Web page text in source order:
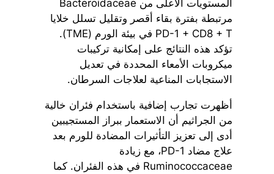
المستويات الأعلى من Bacteroidaceae
مرتبطة بفترة بقاء أقصر وتقليل تسلل خلايا
PD-1 + CD8 + T في بيئة الورم (TME).
تؤكد هذه النتائج على إمكانية تركيبات
ميكروبات الأمعاء المحددة في تعديل
الاستجابات المناعية لعلاجات السرطان.
أظهرت تجارب إضافية باستخدام فئران خالية
من الجراثيم أن الاستعمار ببراز المستجيبين
أدى إلى تعزيز التأثيرات المضادة للورم بعد
علاج مضاد PD-1، مع زيادة
Ruminococcaceae في هذه الفئران. كما